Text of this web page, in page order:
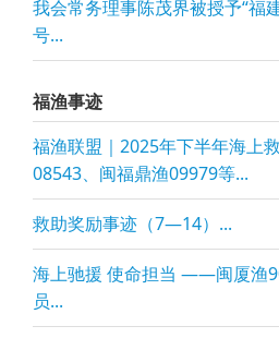
我会常务理事陈茂界被授予“福
号...
福渔事迹
福渔联盟｜2025年下半年海上
08543、闽福鼎渔09979等...
救助奖励事迹（7—14）...
海上驰援 使命担当 ——闽厦渔
员...